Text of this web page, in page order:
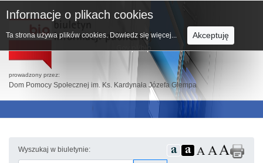
prowadzony przez:
Dom Pomocy Społecznej im. Ks. Kardynała Józefa Glempa
Wyszukaj w biuletynie:
Informacje o plikach cookies
Ta strona używa plików cookies. Dowiedz się więcej... Akceptuję